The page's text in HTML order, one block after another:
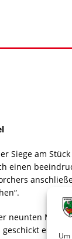
Siege am
einen